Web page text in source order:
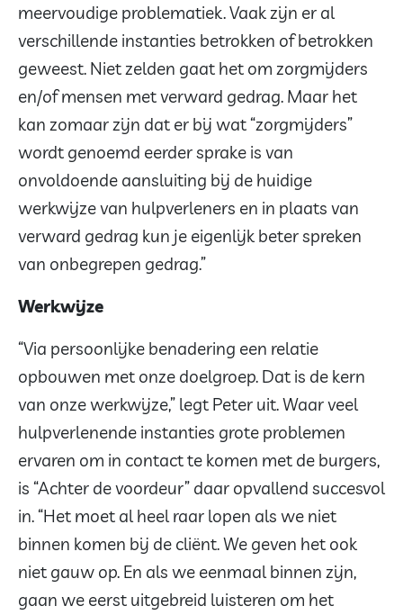
meervoudige problematiek. Vaak zijn er al
verschillende instanties betrokken of betrokken
geweest. Niet zelden gaat het om zorgmijders
en/of mensen met verward gedrag. Maar het
kan zomaar zijn dat er bij wat “zorgmijders”
wordt genoemd eerder sprake is van
onvoldoende aansluiting bij de huidige
werkwijze van hulpverleners en in plaats van
verward gedrag kun je eigenlijk beter spreken
van onbegrepen gedrag.”
Werkwijze
“Via persoonlijke benadering een relatie
opbouwen met onze doelgroep. Dat is de kern
van onze werkwijze,” legt Peter uit. Waar veel
hulpverlenende instanties grote problemen
ervaren om in contact te komen met de burgers,
is “Achter de voordeur” daar opvallend succesvol
in. “Het moet al heel raar lopen als we niet
binnen komen bij de cliënt. We geven het ook
niet gauw op. En als we eenmaal binnen zijn,
gaan we eerst uitgebreid luisteren om het